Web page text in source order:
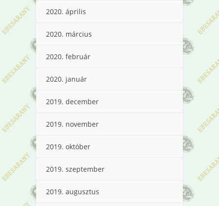
2020. április
2020. március
2020. február
2020. január
2019. december
2019. november
2019. október
2019. szeptember
2019. augusztus